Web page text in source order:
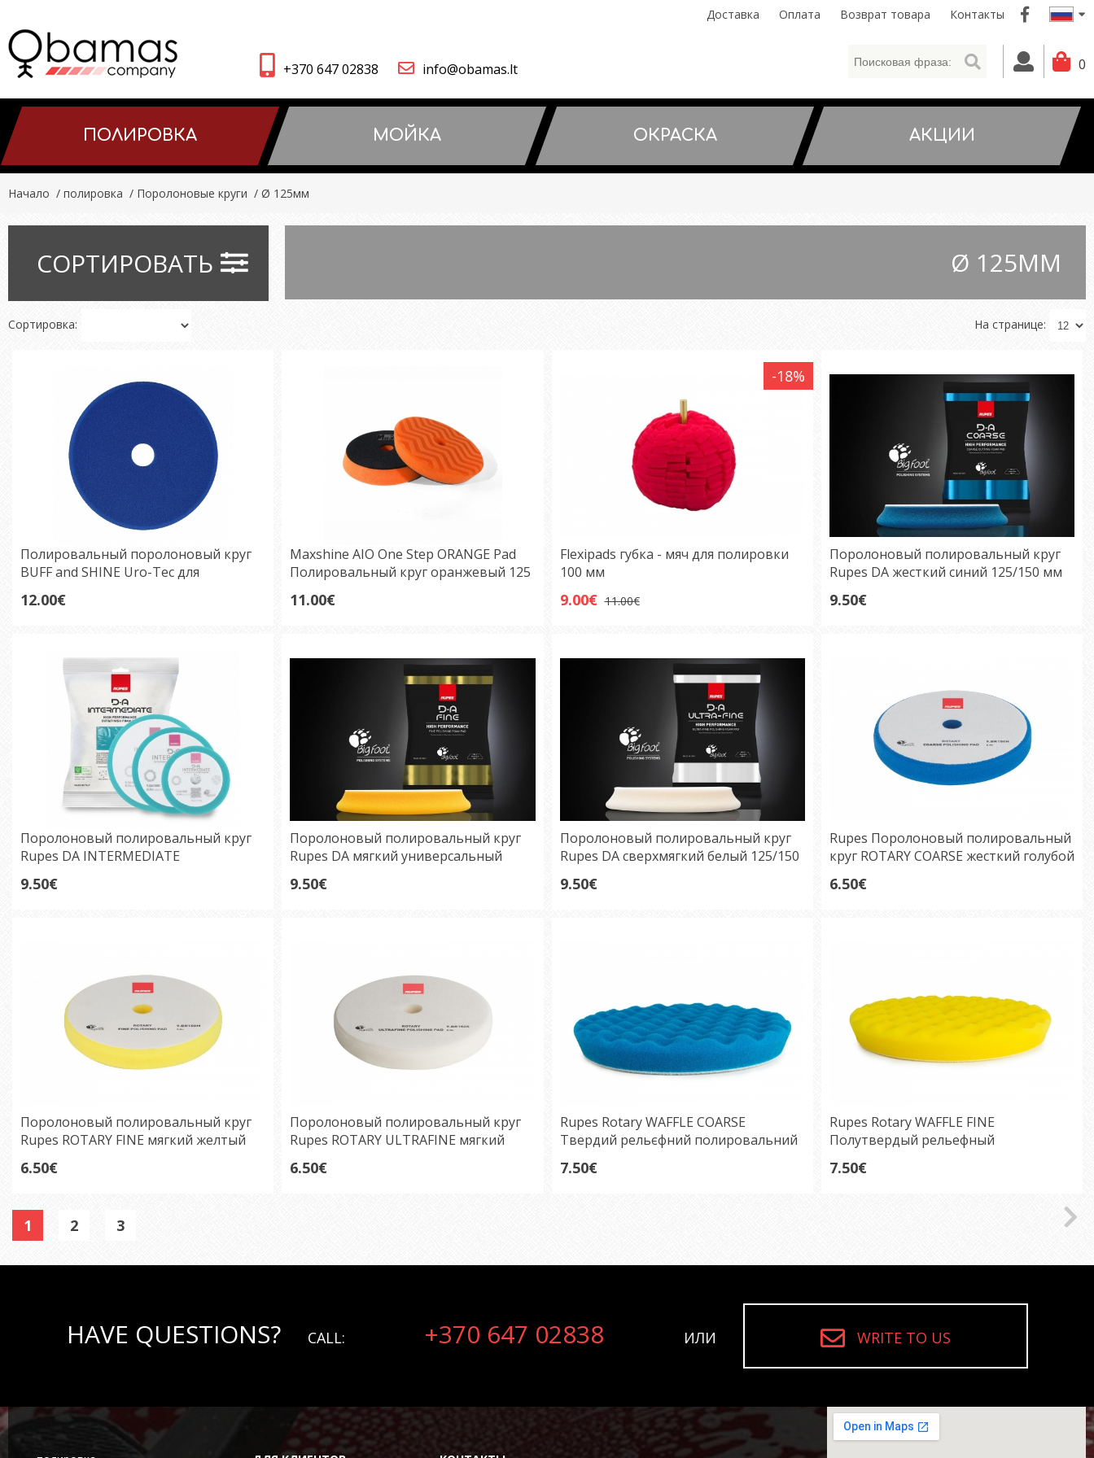
Доставка Оплата Bозврат товара Контакты
+370 647 02838 info@obamas.lt 0
ПОЛИРОВКA МОЙКA OКРАСКA АКЦИИ
Начало / полировкa / Поролоновые круги / Ø 125мм
Ø 125ММ
СОРТИРОВАТЬ
Сортировка: На странице:
Полировальный поролоновый круг
BUFF and SHINE Uro-Tec для
Rotary Blueberry
12.00€
Maxshine AIO One Step ORANGE Pad
Полировальный круг оранжевый 125
11.00€
-18%
Flexipads губка - мяч для полировки
100 мм
9.00€ 11.00€
Поролоновый полировальный круг
Rupes DA жесткий синий 125/150 мм
9.50€
Поролоновый полировальный круг
Rupes DA INTERMEDIATE
9.50€
Поролоновый полировальный круг
Rupes DA мягкий универсальный
9.50€
Поролоновый полировальный круг
Rupes DA сверхмягкий белый 125/150
9.50€
Rupes Поролоновый полировальный
круг ROTARY COARSE жесткий голубой
6.50€
Поролоновый полировальный круг
Rupes ROTARY FINE мягкий желтый
6.50€
Поролоновый полировальный круг
Rupes ROTARY ULTRAFINE мягкий
6.50€
Rupes Rotary WAFFLE COARSE
Твердий рельєфний полирoвальний
7.50€
Rupes Rotary WAFFLE FINE
Полутвердый рельефный
7.50€
1 2 3
HAVE QUESTIONS? CALL: +370 647 02838 ИЛИ WRITE TO US